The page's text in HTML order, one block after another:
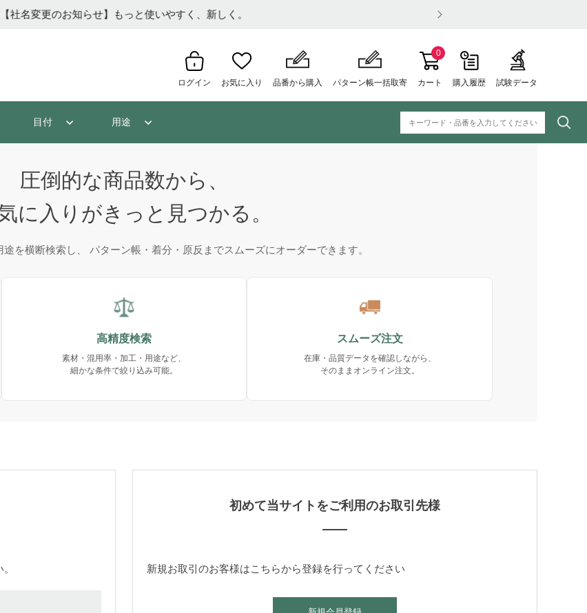
【社名変更のお知らせ】もっと使いやすく、新しく。
ログイン お気に入り 品番から購入 パターン帳一括取寄 カート
0
購入履歴 試験データ
目付 用途
圧倒的な商品数から、
に入りがきっと見つかる。
を横断検索し、 パターン帳・着分・原反までスムーズにオーダーできます。
高精度検索
素材・混用率・加工・用途など、
細かな条件で絞り込み可能。
スムーズ注文
在庫・品質データを確認しながら、
そのままオンライン注文。
初めて当サイトをご利用のお取引先様
新規お取引のお客様はこちらから登録を行ってください